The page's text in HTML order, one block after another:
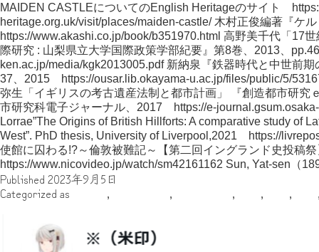
MAIDEN CASTLEについてのEnglish Heritageのサイト
heritage.org.uk/visit/places/maiden-castle/ 木村正俊編著『
https://www.akashi.co.jp/book/b351970.html 高野美千代「17
際研究 : 山梨県立大学国際政策学部紀要』第8巻、2013、
ken.ac.jp/media/kgk2013005.pdf 新納泉『鉄器時代と中世前
37、2015 https://ousar.lib.okayama-u.ac.jp/files/public/5/
弥生「イギリスの考古遺産法制と都市計画」 『創造都市研究
市研究科電子ジャーナル、2017 https://e-
Lorrae”The Origins of British Hillforts: A comparative study of
West”. PhD thesis, University of Liverpool,2021 https://
使館に囚わる!?～倫敦被難記～【第二回イングランド史投稿祭
https://www.nicovideo.jp/watch/sm42161162 Sun, Yat-sen（
Published 2023年9月5日
Categorized as
, , , , ,